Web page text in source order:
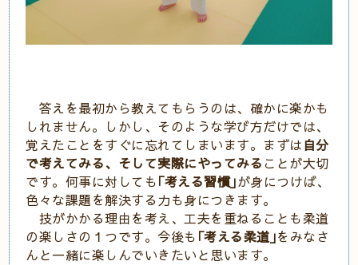
答えを最初から教えてもらうのは、確かに楽かも
しれません。しかし、そのような学び方だけでは、
覚えたことをすぐに忘れてしまいます。まずは自分
で考えてみる、そして実際にやってみることが大切
です。何事に対しても｢考える習慣｣が身につけば、
色々な課題を解決する力も身につきます。
技がかかる理由を考え、工夫を重ねることも柔道
の楽しさの１つです。今後も ｢考える柔道｣をみなさ
んと一緒に楽しんでいきたいと思います。